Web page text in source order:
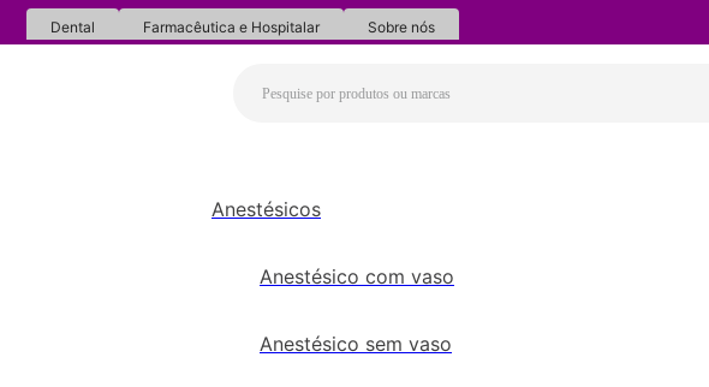
Dental Farmacêutica e Hospitalar Sobre nós
Anestésicos
Anestésico com vaso
Anestésico sem vaso